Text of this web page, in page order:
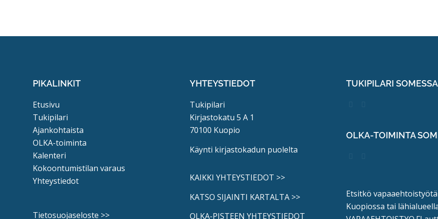
PIKALINKIT
Etusivu
Tukipilari
Ajankohtaista
OLKA-toiminta
Kalenteri
Kokoontumistilan varaus
Yhteystiedot
Tietosuojaseloste >>
YHTEYSTIEDOT
Tukipilari
Kirjastokatu 5 A 1
70100 Kuopio
Käynti kirjastokadun puolelta
KAIKKI YHTEYSTIEDOT >>
KATSO SIJAINTI KARTALTA >>
OLKA-PISTEEN YHTEYSTIEDOT
TUKIPILARI SOMESSA
OLKA-TOIMINTA
Etsitkö vapaaehtoistyötä
Kuopiossa tai